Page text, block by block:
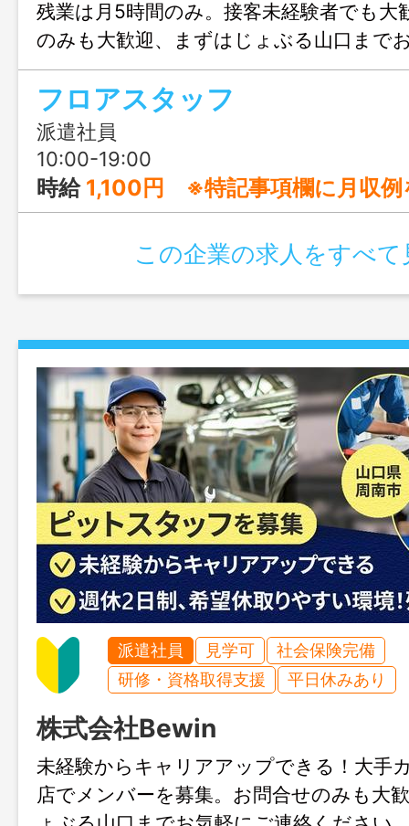
残業は月5時間のみ。接客未経験者でも大
のみも大歓迎、まずはじょぶる山口まで
ください。
フロアスタッフ
派遣社員
10:00-19:00
時給 1,100円 ※特記事項欄に月収例
この企業の求人をすべて
派遣社員 見学可
社会保険完備
研修・資格取得支援
平日休みあり
株式会社Bewin
未経験からキャリアアップできる！大手
店でメンバーを募集。お問合せのみも大